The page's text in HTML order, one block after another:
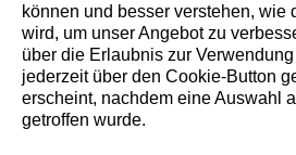
können und besser verstehen, wie
wird, um unser Angebot zu
über die Erlaubnis zur
jederzeit über den Cookie-Button
erscheint, nachdem eine Auswahl
getroffen wurde.